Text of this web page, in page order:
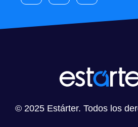
© 2025 Estárter. Todos los